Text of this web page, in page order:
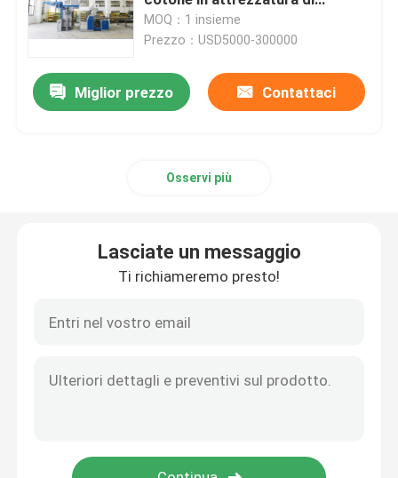
Macchina della struttura dello stenditoio
apparecchio di tintura del tessuto
rifinitrice dello stenter
Rilassi la macchina più asciutta
rifinitura del tessuto di industria
tessile
MOQ：1 insieme
Prezzo：USD5000-300000
Miglior prezzo Contattaci
Osservi più
Lasciate un messaggio
Ti richiameremo presto!